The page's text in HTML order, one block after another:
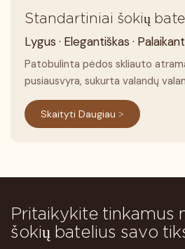
Standartiniai šokių
Lygus · Elegantiškas ·
Patobulinta pėdos skliauto
pusiausvyra, sukurta valandų
Skaityti Daugiau >
Pritaikykite tinkamus
šokių batelius savo